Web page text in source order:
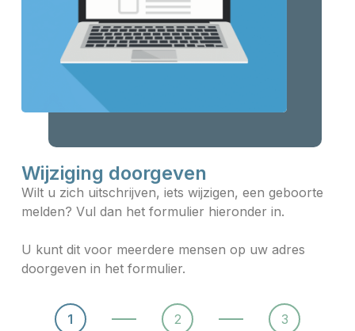
Wijziging doorgeven
Wilt u zich uitschrijven, iets wijzigen, een geboorte
melden? Vul dan het formulier hieronder in.
U kunt dit voor meerdere mensen op uw adres
doorgeven in het formulier.
1
2
3